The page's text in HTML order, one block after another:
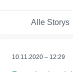
Alle Storys
10.11.2020 – 12:29